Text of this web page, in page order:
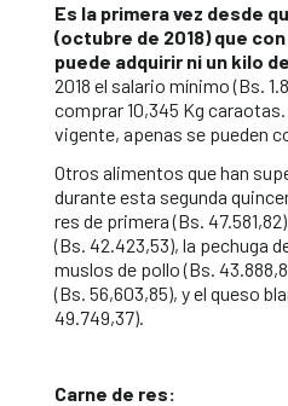
Es la primera vez desde
(octubre de 2018) que
puede adquirir ni un kilo
2018 el salario mínimo (Bs.
comprar 10,345 Kg
vigente, apenas se pueden
Otros alimentos que han
durante esta segunda
res de primera (Bs.
(Bs. 42.423,53), la pechuga
muslos de pollo (Bs.
(Bs. 56,603,85), y el queso
49.749,37).
Carne de res: